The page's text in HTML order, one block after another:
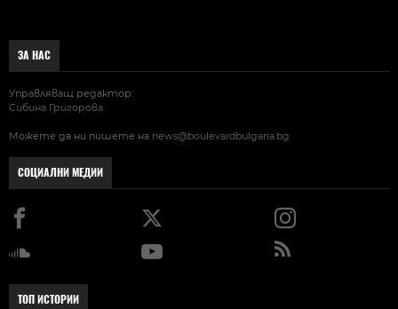
ЗА НАС
Управляващ редактор:
Сибина Григорова
Можете да ни пишете на news@boulevardbulgaria.bg
СОЦИАЛНИ МЕДИИ
ТОП ИСТОРИИ